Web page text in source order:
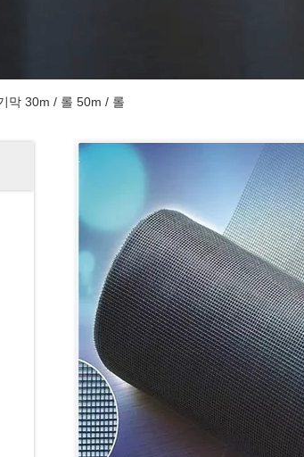
막 30m / 롤 50m / 롤